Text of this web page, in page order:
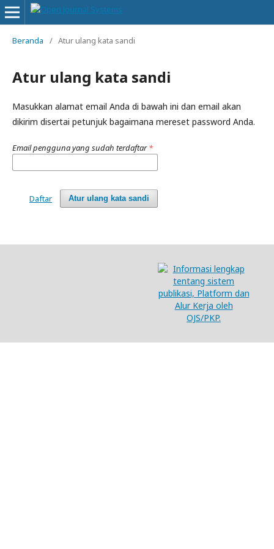
Beranda / Atur ulang kata sandi
Atur ulang kata sandi
Masukkan alamat email Anda di bawah ini dan email akan
dikirim disertai petunjuk bagaimana mereset password Anda.
Email pengguna yang sudah terdaftar*
Atur ulang kata sandi
Daftar